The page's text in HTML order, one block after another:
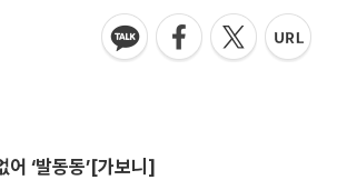
‘발동동’[가보니]